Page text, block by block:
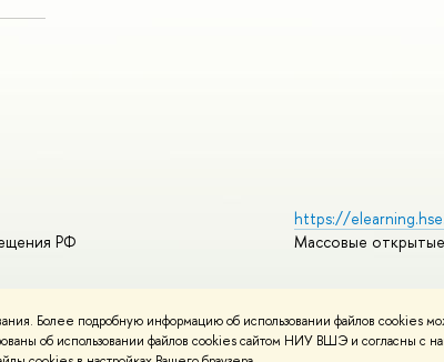
Более подробную информацию об использовании файлов cookies
об использовании файлов cookies сайтом НИУ ВШЭ и согласны с
РФ
https://
Массовые
Карта сайта